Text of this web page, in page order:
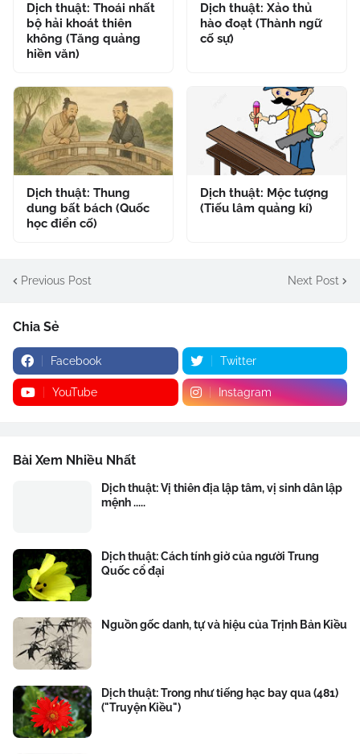
Dịch thuật: Thoái nhất
bộ hải khoát thiên
không (Tăng quảng
hiền văn)
Dịch thuật: Xảo thủ
hào đoạt (Thành ngữ
cố sự)
Dịch thuật: Thung
dung bất bách (Quốc
học điển cố)
Dịch thuật: Mộc tượng
(Tiếu lâm quảng kí)
Previous Post Next Post
Chia Sẻ
Facebook Twitter
YouTube Instagram
Bài Xem Nhiều Nhất
Dịch thuật: Vị thiên địa lập tâm, vị sinh dân lập
mệnh .....
Dịch thuật: Cách tính giờ của người Trung
Quốc cổ đại
Nguồn gốc danh, tự và hiệu của Trịnh Bản Kiều
Dịch thuật: Trong như tiếng hạc bay qua (481)
("Truyện Kiều")